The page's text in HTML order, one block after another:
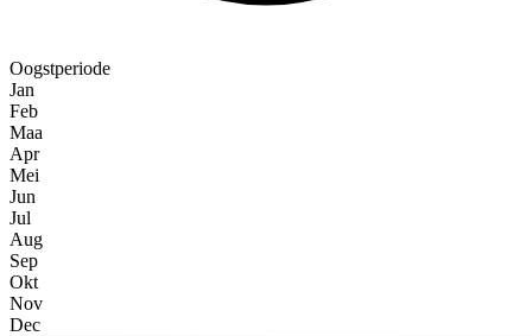
Oogstperiode
Jan
Feb
Maa
Apr
Mei
Jun
Jul
Aug
Sep
Okt
Nov
Dec